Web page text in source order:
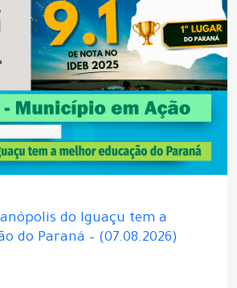
do Iguaçu tem a
do Paraná – (07.08.2026)